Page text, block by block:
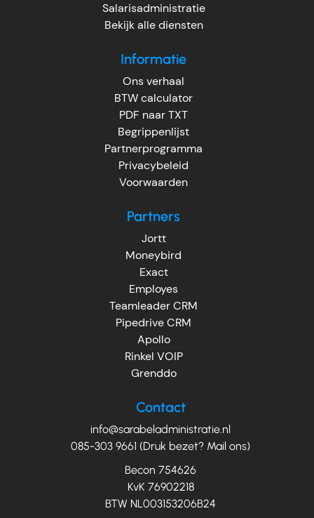
Salarisadministratie
Bekijk alle diensten
Informatie
Ons verhaal
BTW calculator
PDF naar TXT
Begrippenlijst
Partnerprogramma
Privacybeleid
Voorwaarden
Partners
Jortt
Moneybird
Exact
Employes
Teamleader CRM
Pipedrive CRM
Apollo
Rinkel VOIP
Grenddo
Contact
info@sarabeladministratie.nl
085-303 9661 (Druk bezet? Mail ons)
Becon 754626
KvK 76902218
BTW NL003153206B24